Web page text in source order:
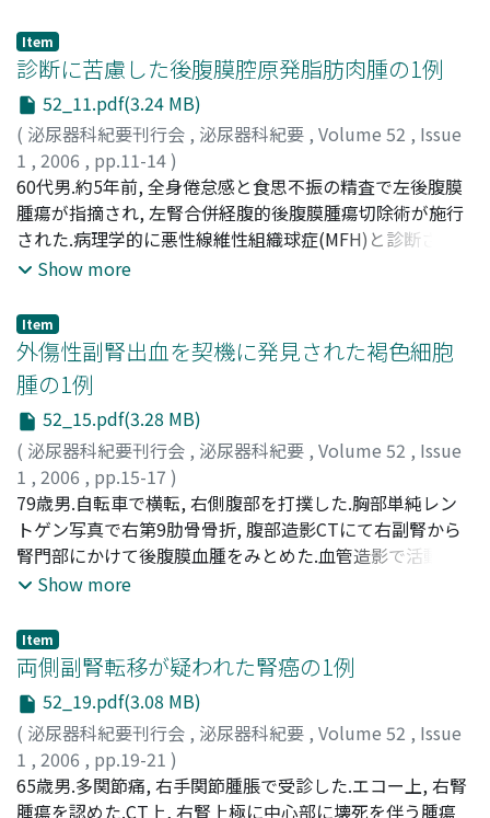
た. 2)Qmax/Tは尿流曲線の縦横比であるが, 排尿中の平均
的な流量の加速の度合いを示していた. 3)尿流曲線の形か
ら尿道の損失係数が推定でき, Qmax/TはQmaxに比較して
排尿量の影響が少なかった. 4)Qmax/Tは排尿量に依存す
る程度が小さく排尿量の異なる症例を比較するのに適当で
ある
Item
診断に苦慮した後腹膜腔原発脂肪肉腫の1例
52_11.pdf(3.24 MB)
( 泌尿器科紀要刊行会 , 泌尿器科紀要 , Volume 52 , Issue
1 , 2006 , pp.11-14)
西澤, 恒二;寒野, 徹;高橋, 毅;西山, 博之;伊藤, 明宏;伊藤,
哲之;山本, 新吾;賀本, 敏行;小川, 修;小谷, 泰一;足立, 友
香里;桜井, 孝規;真鍋, 俊明;Nishizawa, Koji; Kanno,
Toru;Takahashi, Takeshi
Toshiyuki
Yukari;Sakurai, Takaki;Manabe, Toshiaki;90260611;
20330582
60代男.約5年前, 全身倦怠感と食思不振の精査で左後腹膜
腫瘍が指摘され, 左腎合併経腹的後腹膜腫瘍切除術が施行
された.病理学的に悪性線維性組織球症(MFH)と診断され
た.術後4年目に左下肺に腫瘤を認め, 肺部分切除術を施行
観察中に腹部CTで左後腹膜腔に腫瘤を認め, 精査加療目的
で入院となった.画像検査よりMFHの局所再発と診断し, 経
胸腹式到達法にて再発腫瘍に対して切除術を施行した.病
理組織所見により高分化型硬化性脂肪肉腫と診断した.術
後, 膵液漏を認めたが, 保存的治療にて1ヵ月後に治癒した.
組織学的には切除断端陽性であったが, 脂肪肉腫には高い
奏功率を示す化学療法・放射線療法がないため, 術後補助
療法は施行しなかった.現在術後9ヵ月が経過し, 明らかな
再発は認めていない
Show more
Item
外傷性副腎出血を契機に発見された褐色細胞
腫の1例
52_15.pdf(3.28 MB)
( 泌尿器科紀要刊行会 , 泌尿器科紀要 , Volume 52 , Issue
1 , 2006 , pp.15-17 )
佐野, 太;藤川, 直也;平井, 耕太郎;植木, 貞一郎;北見, 一夫
Sano, Futoshi;Fujikawa, Naoya;Hirai, Kotaro;Ueki,
Teiichiro;Kitami, Kazuo
79歳男.自転車で横転, 右側腹部を打撲した.胸部単純レン
トゲン写真で右第9肋骨骨折, 腹部造影CTにて右副腎から
腎門部にかけて後腹膜血腫をみとめた.血管造影で活動性
出血は認めなかった.塞栓術などは施行せずに保存的治療
院となった.後日, 血中カテコラミン値より褐色細胞腫の可
能性が示唆された.CT上, 血腫の吸収とともに腫瘍の存在が
明確となった.131I-MIBGシンチグラフィーで高度集積を認
めたことから褐色細胞腫と診断した.αブロッカー先行投与
の後, 開放手術にて右副腎摘除術を施行した.組織学的に褐
色細胞腫が証明された.明らかな悪性所見は認めなかった.
術後経過は良好でカテコラミン値も正常化し外来フォロー
Show more
Item
両側副腎転移が疑われた腎癌の1例
52_19.pdf(3.08 MB)
( 泌尿器科紀要刊行会 , 泌尿器科紀要 , Volume 52 , Issue
1 , 2006 , pp.19-21 )
塩井, 康一;村岡, 研太郎;友田, 岳志;吉田, 実;高瀬, 和紀;
岸, 洋一;野口, 純男; Shioi, Koichi;Muraoka, Kentarou;
65歳男.多関節痛, 右手関節腫脹で受診した.エコー上, 右腎
腫瘍を認めた.CT上, 右腎上極に中心部に壊死を伴う腫瘍